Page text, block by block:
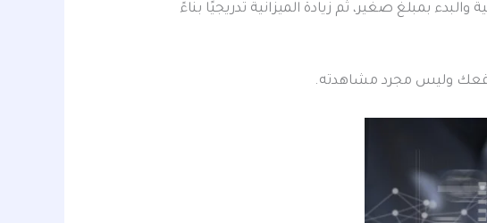
بمبلغ صغير، ثم زيادة الميزانية تدريجيًا بناءً
وليس مجرد مشاهدته.